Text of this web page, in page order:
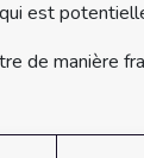
est
de manière